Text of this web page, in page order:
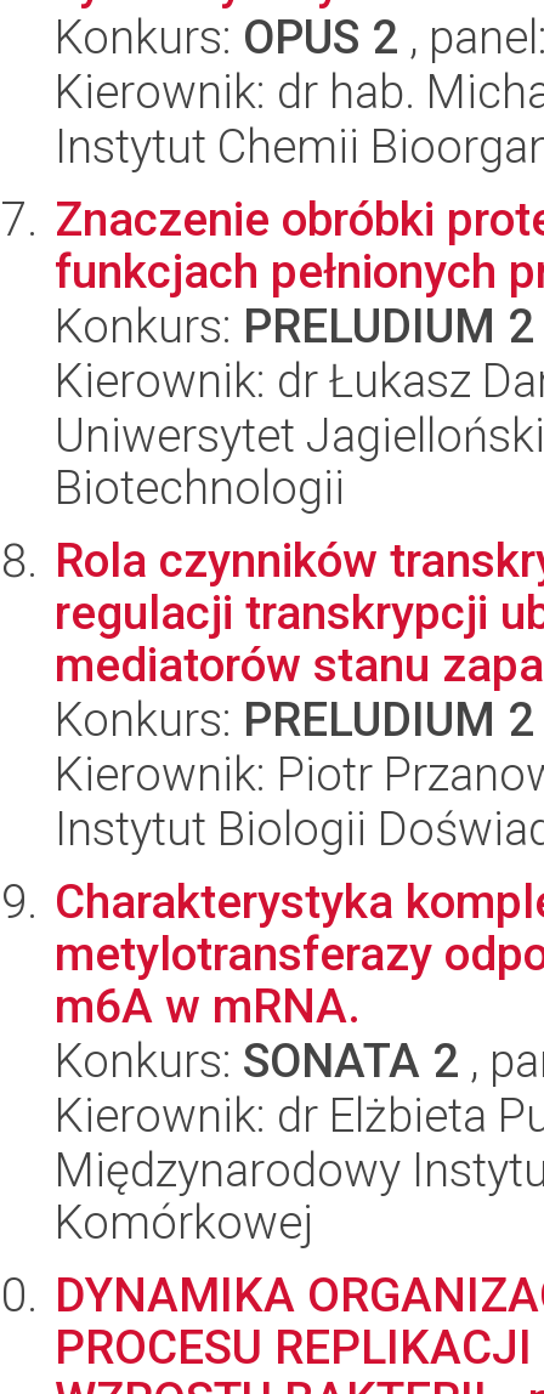
Konkurs: OPUS 2 ,
Kierownik: dr hab.
Instytut Chemii
Znaczenie obróbki
funkcjach pełnionych
Konkurs: PRELUDIUM 2
Kierownik: dr Łukasz
Uniwersytet
Biotechnologii
Rola czynników
regulacji transkrypcji
mediatorów stanu
Konkurs: PRELUDIUM 2
Kierownik: Piotr
Instytut Biologii
Charakterystyka
metylotransferazy
m6A w mRNA.
Konkurs: SONATA 2 ,
Kierownik: dr Elżbieta
Międzynarodowy
Komórkowej
DYNAMIKA
PROCESU